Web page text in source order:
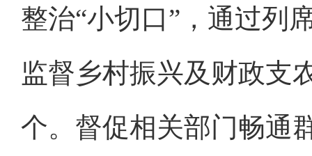
整治“小切口”，通过列
监督乡村振兴及财政支
个。督促相关部门畅通